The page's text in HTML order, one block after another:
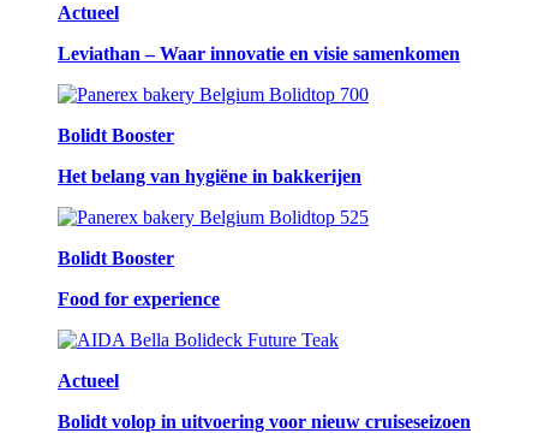
Actueel
Leviathan – Waar innovatie en visie samenkomen
Bolidt Booster
Het belang van hygiëne in bakkerijen
Bolidt Booster
Food for experience
Actueel
Bolidt volop in uitvoering voor nieuw cruiseseizoen